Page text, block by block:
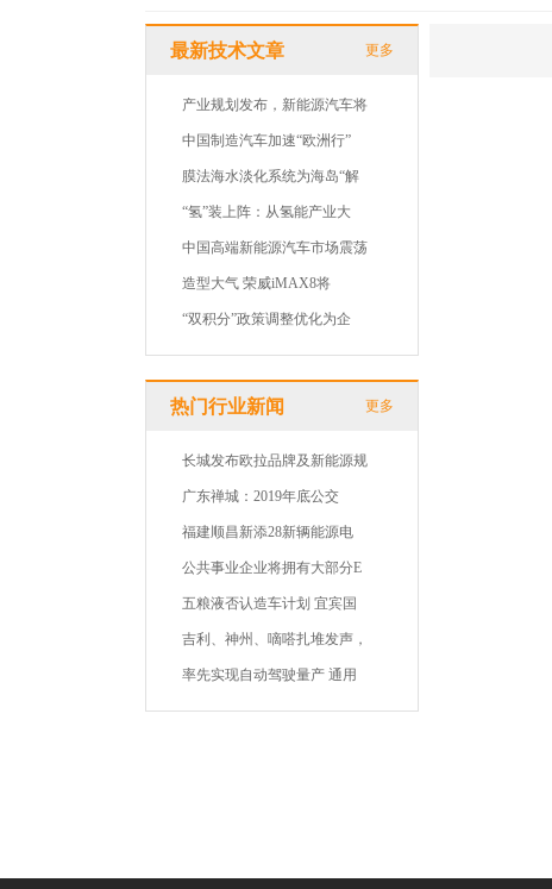
最新技术文章 更多
产业规划发布，新能源汽车将
中国制造汽车加速“欧洲行”
膜法海水淡化系统为海岛“解
“氢”装上阵：从氢能产业大
中国高端新能源汽车市场震荡
造型大气 荣威iMAX8将
“双积分”政策调整优化为企
热门行业新闻 更多
长城发布欧拉品牌及新能源规
广东禅城：2019年底公交
福建顺昌新添28新辆能源电
公共事业企业将拥有大部分E
五粮液否认造车计划 宜宾国
吉利、神州、嘀嗒扎堆发声，
率先实现自动驾驶量产 通用